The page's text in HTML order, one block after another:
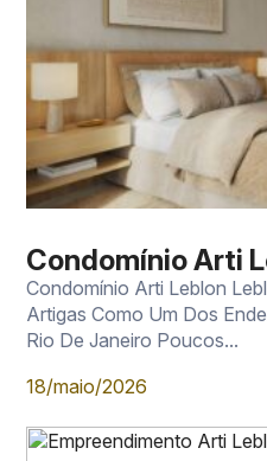
Condomínio Arti
Condomínio Arti Leblon
Artigas Como Um Dos
Rio De Janeiro Poucos...
18/maio/2026